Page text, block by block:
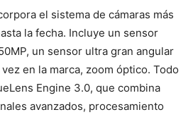
el sistema de cámaras más
la fecha. Incluye un sensor
un sensor ultra gran angular
en la marca, zoom óptico. Todo
Engine 3.0, que combina
avanzados, procesamiento